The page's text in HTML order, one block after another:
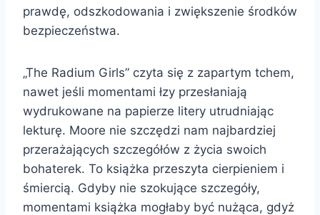
prawdę, odszkodowania i zwiększenie środków
bezpieczeństwa.
„The Radium Girls” czyta się z zapartym tchem,
nawet jeśli momentami łzy przesłaniają
wydrukowane na papierze litery utrudniając
lekturę. Moore nie szczędzi nam najbardziej
przerażających szczegółów z życia swoich
bohaterek. To książka przeszyta cierpieniem i
śmiercią. Gdyby nie szokujące szczegóły,
momentami książka mogłaby być nużąca, gdyż